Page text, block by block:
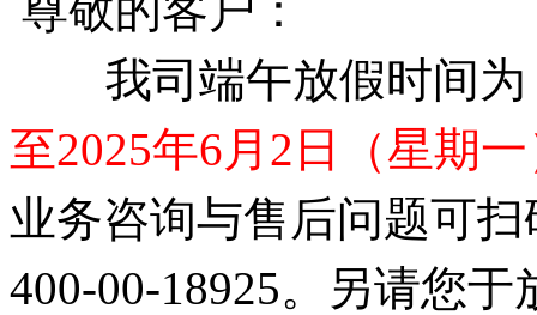
我司端午放假时间
至2025年6月2日（星期
业务咨询与售后问题可
400-00-18925。另请您